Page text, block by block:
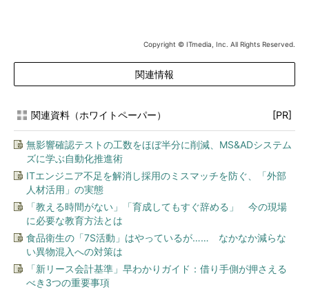
Copyright © ITmedia, Inc. All Rights Reserved.
関連情報
関連資料（ホワイトペーパー） [PR]
無影響確認テストの工数をほぼ半分に削減、MS&ADシステム
ズに学ぶ自動化推進術
ITエンジニア不足を解消し採用のミスマッチを防ぐ、「外部
人材活用」の実態
「教える時間がない」「育成してもすぐ辞める」 今の現場
に必要な教育方法とは
食品衛生の「7S活動」はやっているが…… なかなか減らな
い異物混入への対策は
「新リース会計基準」早わかりガイド：借り手側が押さえる
べき3つの重要事項